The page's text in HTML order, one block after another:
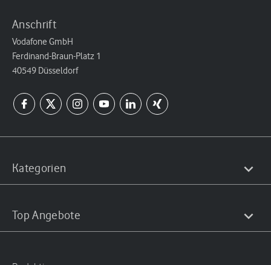
Anschrift
Vodafone GmbH
Ferdinand-Braun-Platz 1
40549 Düsseldorf
Kategorien
Top Angebote